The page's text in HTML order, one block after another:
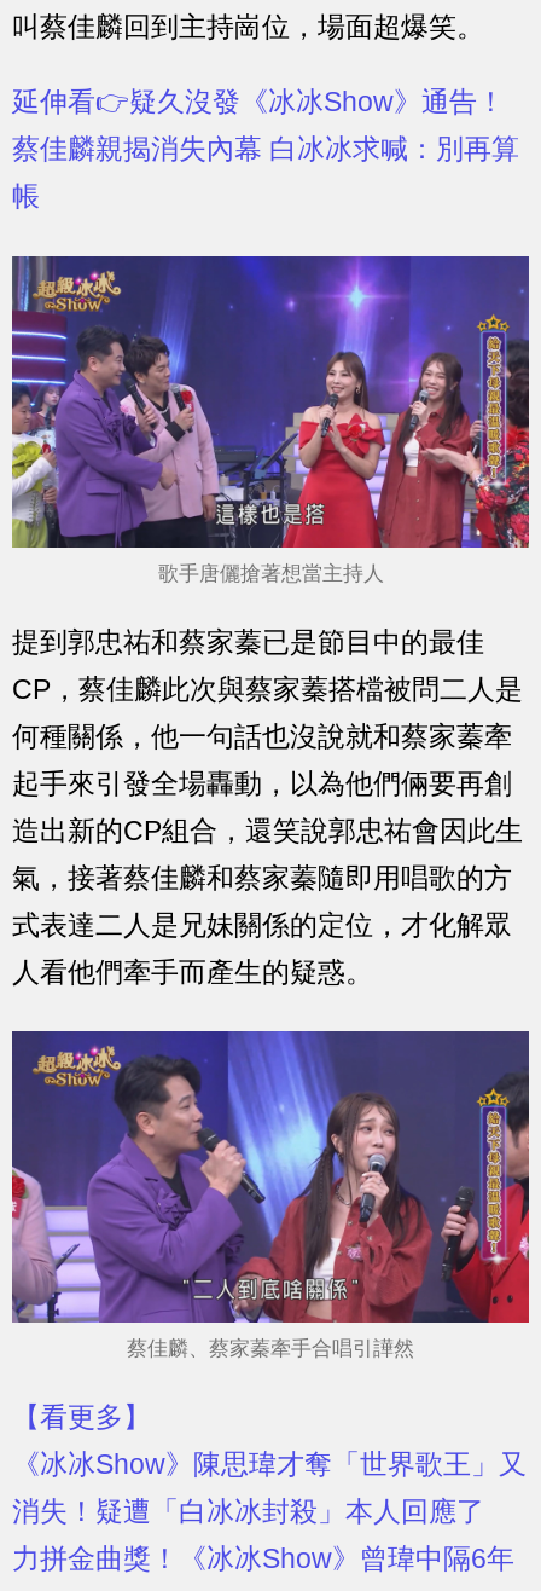
叫蔡佳麟回到主持崗位，場面超爆笑。
延伸看👉疑久沒發《冰冰Show》通告！
蔡佳麟親揭消失內幕 白冰冰求喊：別再算
帳
歌手唐儷搶著想當主持人
提到郭忠祐和蔡家蓁已是節目中的最佳
CP，蔡佳麟此次與蔡家蓁搭檔被問二人是
何種關係，他一句話也沒說就和蔡家蓁牽
起手來引發全場轟動，以為他們倆要再創
造出新的CP組合，還笑說郭忠祐會因此生
氣，接著蔡佳麟和蔡家蓁隨即用唱歌的方
式表達二人是兄妹關係的定位，才化解眾
人看他們牽手而產生的疑惑。
蔡佳麟、蔡家蓁牽手合唱引譁然
【看更多】
《冰冰Show》陳思瑋才奪「世界歌王」又
消失！疑遭「白冰冰封殺」本人回應了
力拼金曲獎！《冰冰Show》曾瑋中隔6年